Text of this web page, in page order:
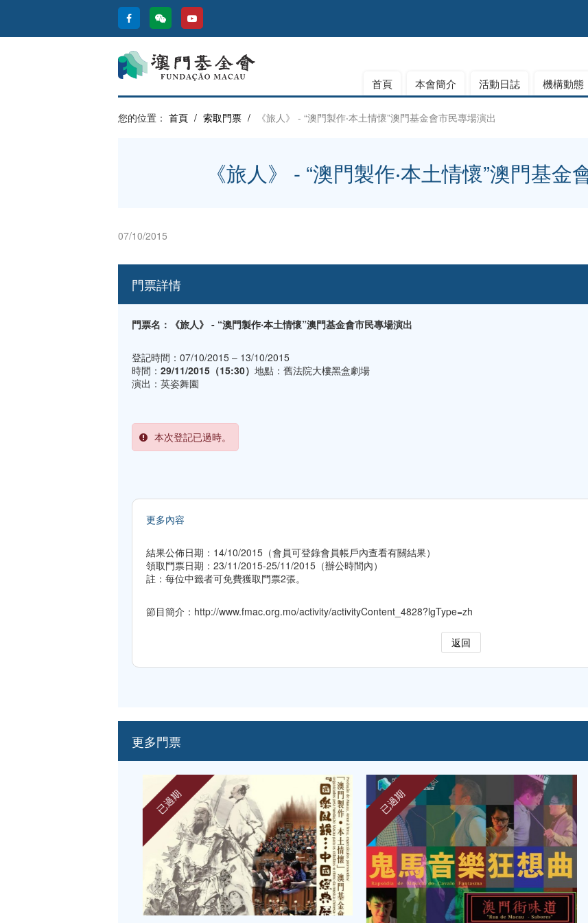
首頁 本會簡介 活動日誌 機構動態
您的位置： 首頁 / 索取門票 / 《旅人》 - “澳門製作‧本土情懷”澳門基金會市民專場演出
《旅人》 - “澳門製作‧本土情懷”澳門基金
07/10/2015
門票詳情
門票名：《旅人》 - “澳門製作‧本土情懷”澳門基金會市民專場演出
登記時間：07/10/2015 – 13/10/2015
時間： 29/11/2015（15:30） 地點：舊法院大樓黑盒劇場
演出：英姿舞園
本次登記已過時。
更多內容
結果公佈日期：14/10/2015（會員可登錄會員帳戶內查看有關結果）
領取門票日期：23/11/2015-25/11/2015（辦公時間內）
註：每位中籤者可免費獲取門票2張。
節目簡介： http://www.fmac.org.mo/activity/activityContent_4828?lgType=zh
返回
更多門票
已過期 已過期